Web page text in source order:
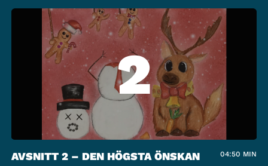
2
AVSNITT 2 – DEN HÖGSTA ÖNSKAN 04:50 MIN